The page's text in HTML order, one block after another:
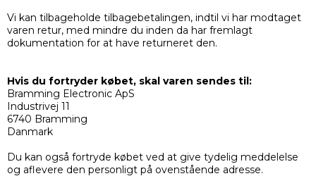
Vi kan tilbageholde tilbagebetalingen, indtil vi har modtaget
varen retur, med mindre du inden da har fremlagt
dokumentation for at have returneret den.
Hvis du fortryder købet, skal varen sendes til:
Bramming Electronic ApS
Industrivej 11
6740 Bramming
Danmark
Du kan også fortryde købet ved at give tydelig meddelelse
og aflevere den personligt på ovenstående adresse.